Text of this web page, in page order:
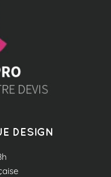
DESIGN